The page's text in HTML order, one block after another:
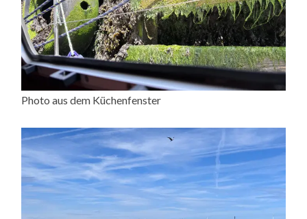
Photo aus dem Küchenfenster